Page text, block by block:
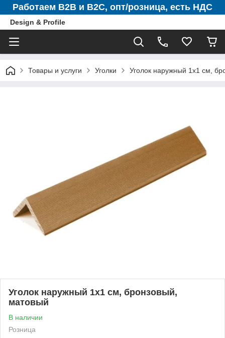
Работаем B2B и B2C, опт/розница, есть НДС
Design & Profile
Товары и услуги Уголки Уголок наружный 1х1 см,
Уголок наружный 1х1 см, бронзовый,
матовый
В наличии
Розница